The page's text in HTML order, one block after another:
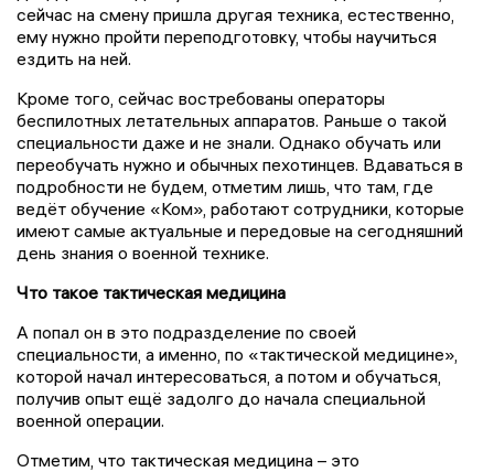
сейчас на смену пришла другая техника, естественно,
ему нужно пройти переподготовку, чтобы научиться
ездить на ней.
Кроме того, сейчас востребованы операторы
беспилотных летательных аппаратов. Раньше о такой
специальности даже и не знали. Однако обучать или
переобучать нужно и обычных пехотинцев. Вдаваться в
подробности не будем, отметим лишь, что там, где
ведёт обучение «Ком», работают сотрудники, которые
имеют самые актуальные и передовые на сегодняшний
день знания о военной технике.
Что такое тактическая медицина
А попал он в это подразделение по своей
специальности, а именно, по «тактической медицине»,
которой начал интересоваться, а потом и обучаться,
получив опыт ещё задолго до начала специальной
военной операции.
Отметим, что тактическая медицина – это